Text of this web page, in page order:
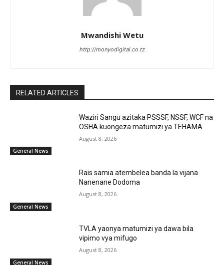
Mwandishi Wetu
http://monyodigital.co.tz
RELATED ARTICLES
General News
Waziri Sangu azitaka PSSSF, NSSF, WCF na
OSHA kuongeza matumizi ya TEHAMA
August 8, 2026
General News
Rais samia atembelea banda la vijana
Nanenane Dodoma
August 8, 2026
General News
TVLA yaonya matumizi ya dawa bila
vipimo vya mifugo
August 8, 2026